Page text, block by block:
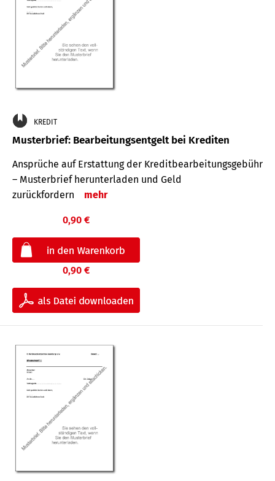
KREDIT
Musterbrief: Bearbeitungsentgelt bei Krediten
Ansprüche auf Erstattung der Kreditbearbeitungsgebühr
– Musterbrief herunterladen und Geld
zurückfordern
mehr
0,90 €
0,90 €